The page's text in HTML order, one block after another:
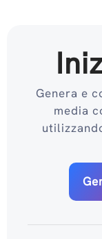
Genera e
media